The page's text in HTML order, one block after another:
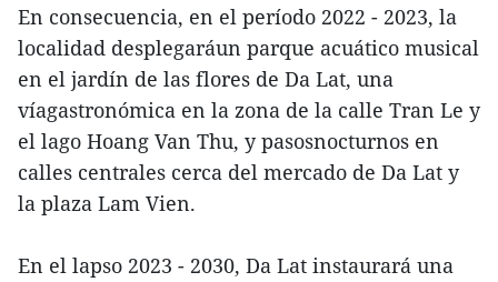
En consecuencia, en el período 2022 - 2023, la
localidad desplegaráun parque acuático musical
en el jardín de las flores de Da Lat, una
víagastronómica en la zona de la calle Tran Le y
el lago Hoang Van Thu, y pasosnocturnos en
calles centrales cerca del mercado de Da Lat y
la plaza Lam Vien.
En el lapso 2023 - 2030, Da Lat instaurará una